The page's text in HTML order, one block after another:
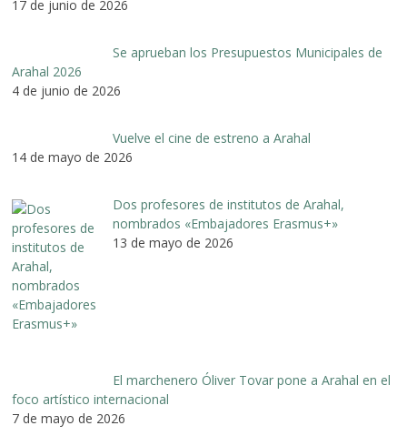
17 de junio de 2026
Se aprueban los Presupuestos Municipales de
Arahal 2026
4 de junio de 2026
Vuelve el cine de estreno a Arahal
14 de mayo de 2026
Dos profesores de institutos de Arahal,
nombrados «Embajadores Erasmus+»
13 de mayo de 2026
El marchenero Óliver Tovar pone a Arahal en el
foco artístico internacional
7 de mayo de 2026